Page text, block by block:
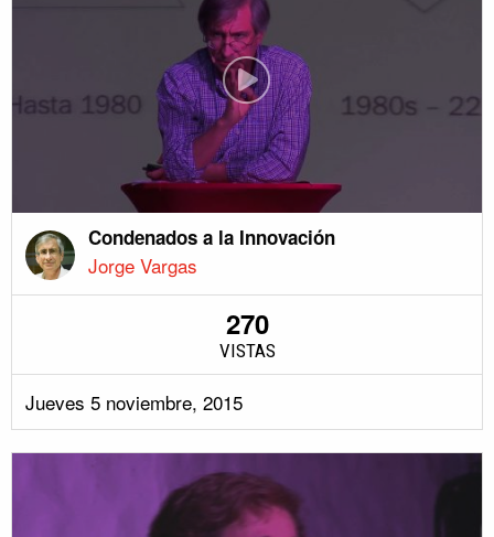
Condenados a la Innovación
Jorge Vargas
270
VISTAS
Jueves 5 noviembre, 2015